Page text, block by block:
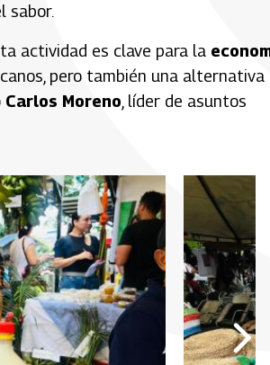
sabor.
actividad es clave para la
pero también una alternativa
Carlos Moreno , líder de asuntos